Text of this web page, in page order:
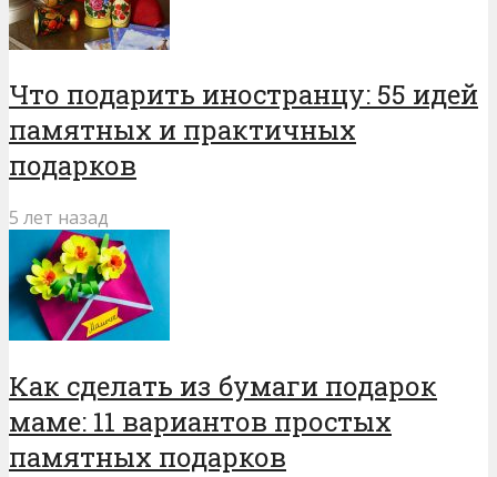
Что подарить иностранцу: 55 идей
памятных и практичных
подарков
5 лет назад
Как сделать из бумаги подарок
маме: 11 вариантов простых
памятных подарков